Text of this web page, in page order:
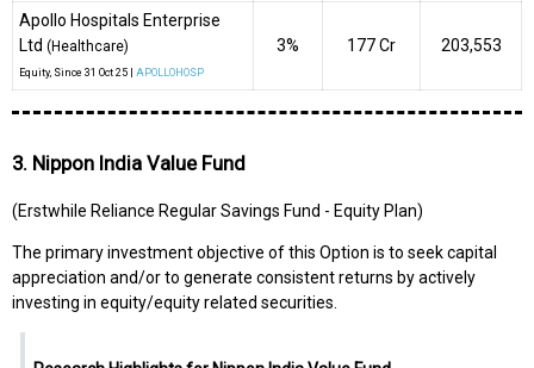
Apollo Hospitals Enterprise
Ltd (Healthcare)
Equity , Since 31 Oct 25 | APOLLOHOSP
3% ₹177 Cr 203,553
3. Nippon India Value Fund
(Erstwhile Reliance Regular Savings Fund - Equity Plan)
The primary investment objective of this Option is to seek capital
appreciation and/or to generate consistent returns by actively
investing in equity/equity related securities.